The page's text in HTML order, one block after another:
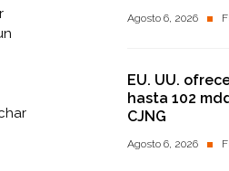
Agosto 6, 2026
EU. UU.
hasta 102
CJNG
Agosto 6, 2026